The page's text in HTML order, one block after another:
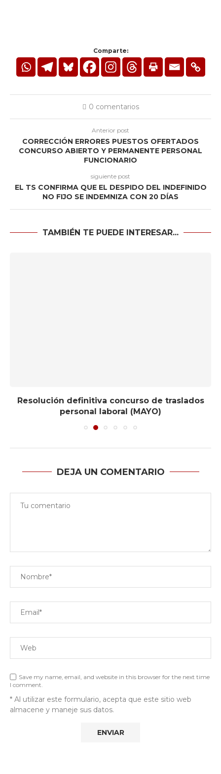
Comparte:
0 comentarios
Anterior post
CORRECCIÓN ERRORES PUESTOS OFERTADOS
CONCURSO ABIERTO Y PERMANENTE PERSONAL
FUNCIONARIO
siguiente post
EL TS CONFIRMA QUE EL DESPIDO DEL INDEFINIDO
NO FIJO SE INDEMNIZA CON 20 DÍAS
TAMBIÉN TE PUEDE INTERESAR...
Resolución definitiva concurso de traslados
personal laboral (MAYO)
DEJA UN COMENTARIO
Save my name, email, and website in this browser for the next time
I comment.
* Al utilizar este formulario, acepta que este sitio web
almacene y maneje sus datos.